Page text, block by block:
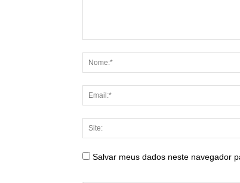
Salvar meus dados neste navegador